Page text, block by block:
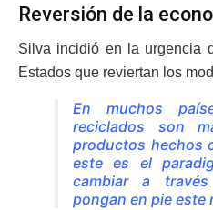
Reversión de la
Silva incidió en la urgencia
Estados que reviertan los
En muchos
reciclados son
productos hechos
este es el
cambiar a
pongan en pie este